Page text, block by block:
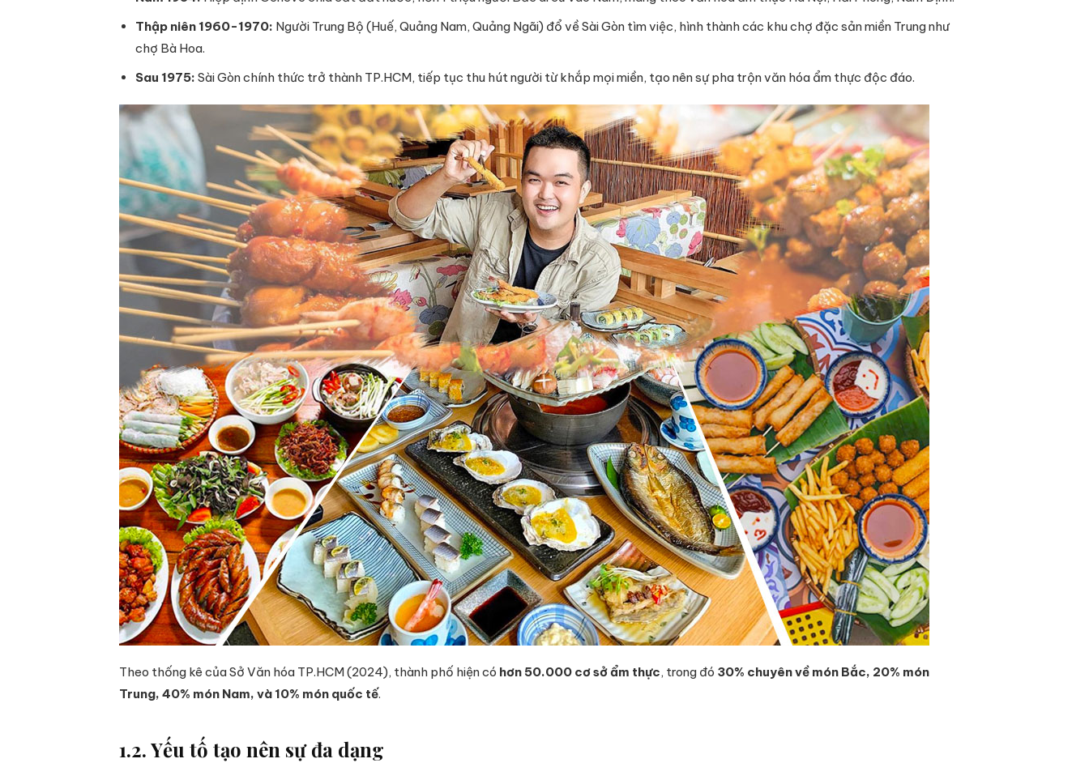
Thập niên 1960-1970: Người Trung Bộ (Huế, Quảng Nam, Quảng Ngãi) đổ về Sài Gòn tìm việc, hình thành các khu chợ đặc sản miền Trung như
chợ Bà Hoa.
Sau 1975: Sài Gòn chính thức trở thành TP.HCM, tiếp tục thu hút người từ khắp mọi miền, tạo nên sự pha trộn văn hóa ẩm thực độc đáo.
Theo thống kê của Sở Văn hóa TP.HCM (2024), thành phố hiện có hơn 50.000 cơ sở ẩm thực, trong đó 30% chuyên về món Bắc, 20% món
Trung, 40% món Nam, và 10% món quốc tế.
1.2. Yếu tố tạo nên sự đa dạng